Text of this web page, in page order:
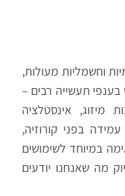
וחשמליות מעולות,
תעשייה רבים –
מיזוג, אינסטלציה
בפני קורוזיה,
במיוחד לשימושים
מה שאנחנו יודעים